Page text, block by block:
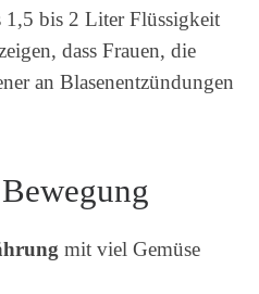
1,5 bis 2 Liter Flüssigkeit
dass Frauen, die
an Blasenentzündungen
mit viel Gemüse